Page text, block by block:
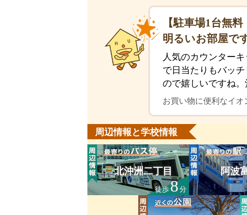
【駐車場1台無
明るいお部屋で
人気のカウンター
で日当たりもバッ
ので嬉しいですね
お買い物に便利なイオ
周辺情報と学校情報
北沖洲二丁目
徒歩8分
阿波